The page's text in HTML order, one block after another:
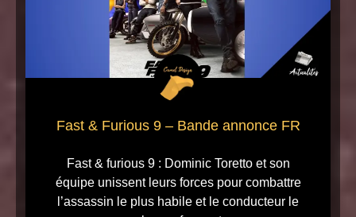
Fast & Furious 9 – Bande annonce FR
Fast & furious 9 : Dominic Toretto et son
équipe unissent leurs forces pour combattre
l’assassin le plus habile et le conducteur le